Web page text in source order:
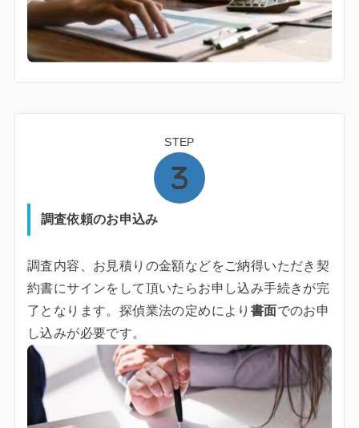
STEP
調査依頼のお申込み
調査内容、お見積りの金額などをご納得いただき契
約書にサインをして頂いたらお申し込み手続きが完
了となります。探偵業法の定めにより 書面でのお申
し込みが必要です。